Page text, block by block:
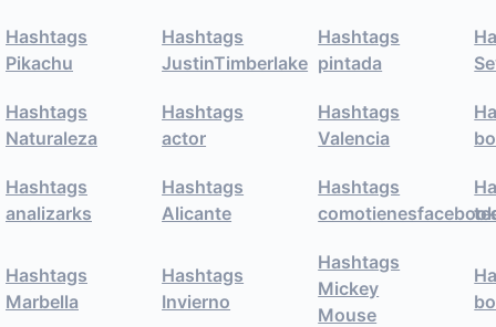
Hashtags
Pikachu
Hashtags
JustinTimberlake
Hashtags
pintada
Hashtags
Naturaleza
Hashtags
actor
Hashtags
Valencia
Hashtags
analizarks
Hashtags
Alicante
Hashtags
Hashtags
Marbella
Hashtags
Invierno
Hashtags
Mickey
Mouse